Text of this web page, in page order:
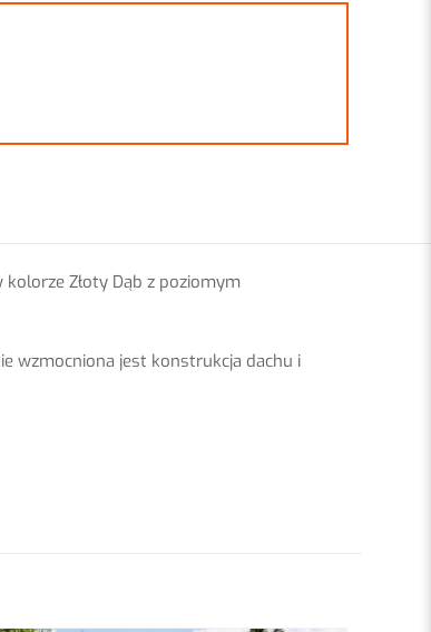
Złoty Dąb z poziomym
wzmocniona jest konstrukcja dachu i